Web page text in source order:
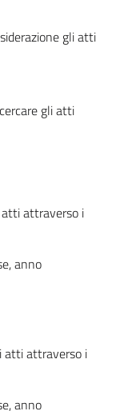
gli atti
gli atti
atti attraverso i
anno
atti attraverso i
anno